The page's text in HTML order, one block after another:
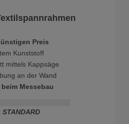
Preis
Kunststoff
mittels Kappsäge
an der Wand
Messebau
STANDARD